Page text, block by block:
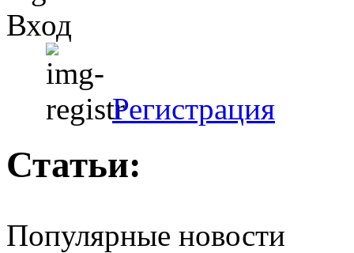
Вход
Регистрация
Статьи:
Популярные новости